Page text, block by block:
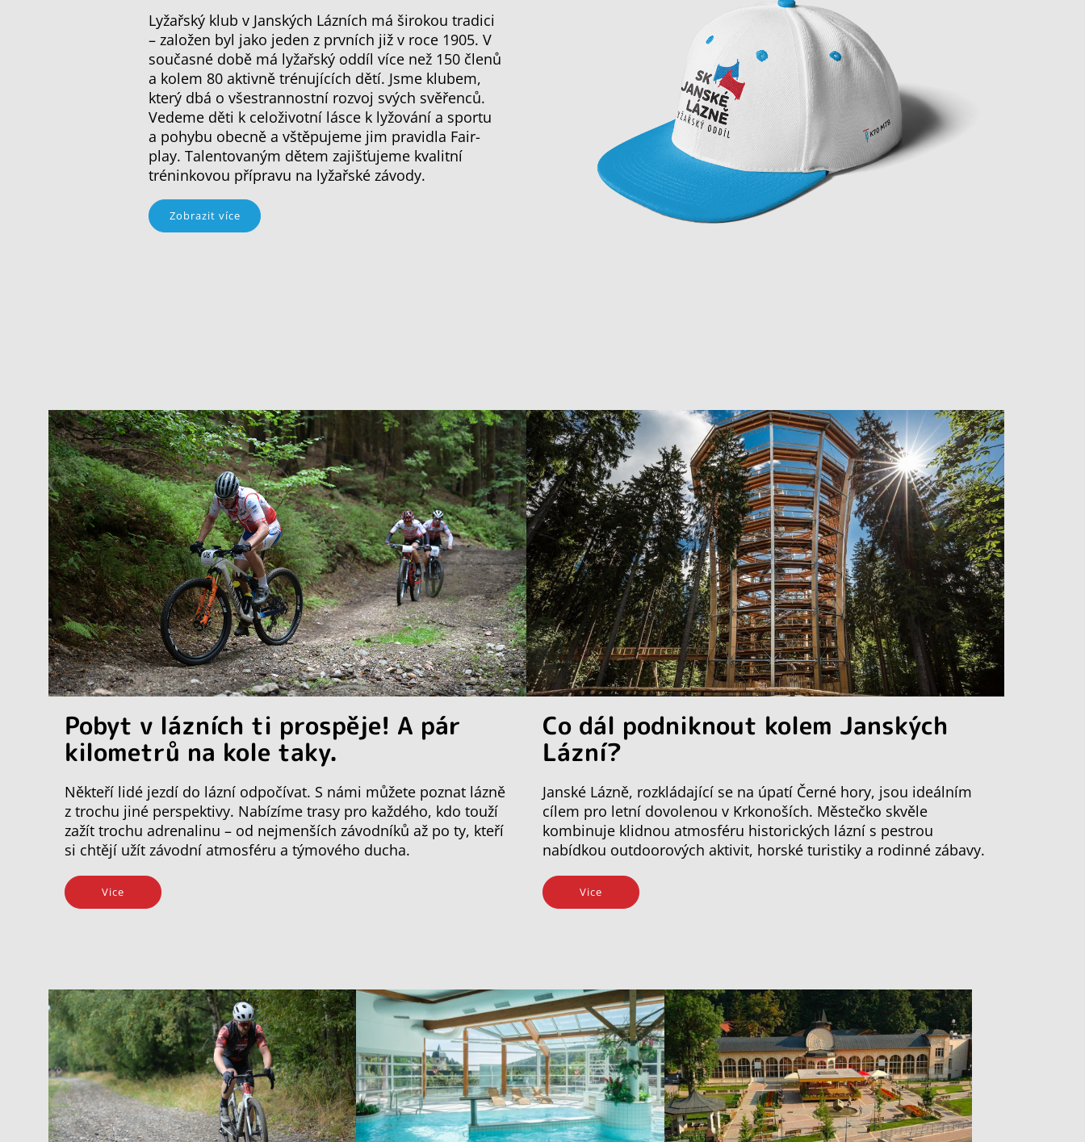
Lyžařský klub v Janských Lázních má širokou tradici
– založen byl jako jeden z prvních již v roce 1905. V
současné době má lyžařský oddíl více než 150 členů
a kolem 80 aktivně trénujících dětí. Jsme klubem,
který dbá o všestrannostní rozvoj svých svěřenců.
Vedeme děti k celoživotní lásce k lyžování a sportu
a pohybu obecně a vštěpujeme jim pravidla Fair-
play. Talentovaným dětem zajišťujeme kvalitní
tréninkovou přípravu na lyžařské závody.
Zobrazit více
Pobyt v lázních ti prospěje! A pár
kilometrů na kole taky.
Někteří lidé jezdí do lázní odpočívat. S námi můžete poznat lázně
z trochu jiné perspektivy. Nabízíme trasy pro každého, kdo touží
zažít trochu adrenalinu – od nejmenších závodníků až po ty, kteří
si chtějí užít závodní atmosféru a týmového ducha.
Vice
Co dál podniknout kolem Janských
Lázní?
Janské Lázně, rozkládající se na úpatí Černé hory, jsou ideálním
cílem pro letní dovolenou v Krkonoších. Městečko skvěle
kombinuje klidnou atmosféru historických lázní s pestrou
nabídkou outdoorových aktivit, horské turistiky a rodinné zábavy.
Vice